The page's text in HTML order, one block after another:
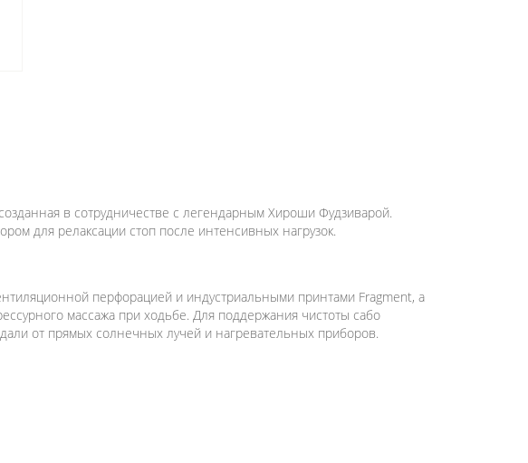
в сотрудничестве с легендарным Хироши Фудзиварой.
для релаксации стоп после интенсивных нагрузок.
перфорацией и индустриальными принтами Fragment, а
массажа при ходьбе. Для поддержания чистоты сабо
от прямых солнечных лучей и нагревательных приборов.